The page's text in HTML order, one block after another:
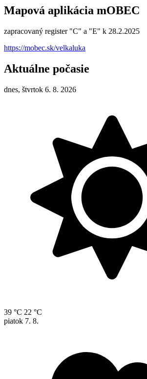
Mapová aplikácia mOBEC
zapracovaný register "C" a "E" k 28.2.2025
https://mobec.sk/velkaluka
Aktuálne počasie
dnes, štvrtok 6. 8. 2026
39 °C 22 °C
piatok 7. 8.